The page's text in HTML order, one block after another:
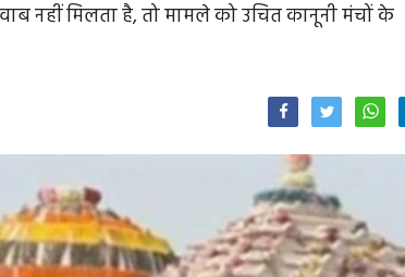
नहीं मिलता है, तो मामले को उचित कानूनी मंचों के